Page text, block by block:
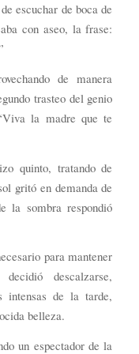
escuchar de boca de
con aseo, la frase:
de manera
trasteo del genio
la madre que te
quinto, tratando de
gritó en demanda de
la sombra respondió
para mantener
descalzarse,
intensas de la tarde,
belleza.
un espectador de la